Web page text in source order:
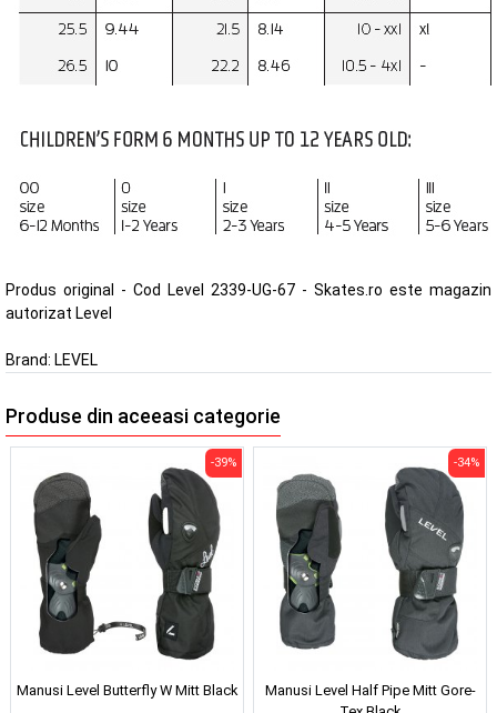
Produs original - Cod Level 2339-UG-67 - Skates.ro este magazin
autorizat Level
Brand: LEVEL
Produse din aceeasi categorie
Manusi Level Butterfly W Mitt Black
-39%
Manusi Level Half Pipe Mitt Gore-
-34%